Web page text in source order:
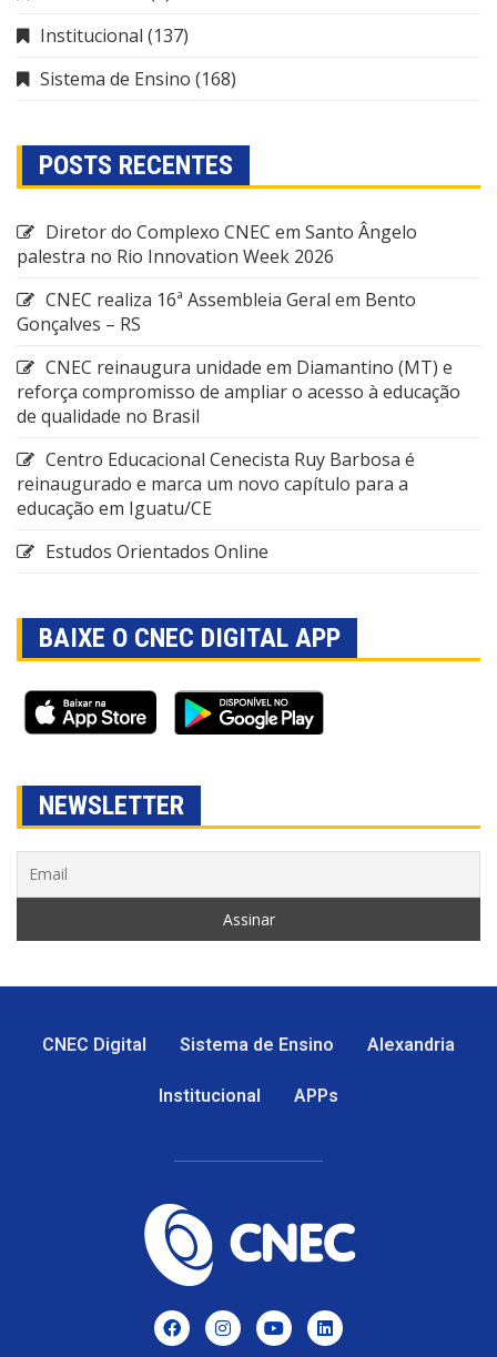
Institucional (137)
Sistema de Ensino (168)
POSTS RECENTES
Diretor do Complexo CNEC em Santo Ângelo
palestra no Rio Innovation Week 2026
CNEC realiza 16ª Assembleia Geral em Bento
Gonçalves – RS
CNEC reinaugura unidade em Diamantino (MT) e
reforça compromisso de ampliar o acesso à educação
de qualidade no Brasil
Centro Educacional Cenecista Ruy Barbosa é
reinaugurado e marca um novo capítulo para a
educação em Iguatu/CE
Estudos Orientados Online
BAIXE O CNEC DIGITAL APP
NEWSLETTER
CNEC Digital Sistema de Ensino Alexandria
Institucional APPs